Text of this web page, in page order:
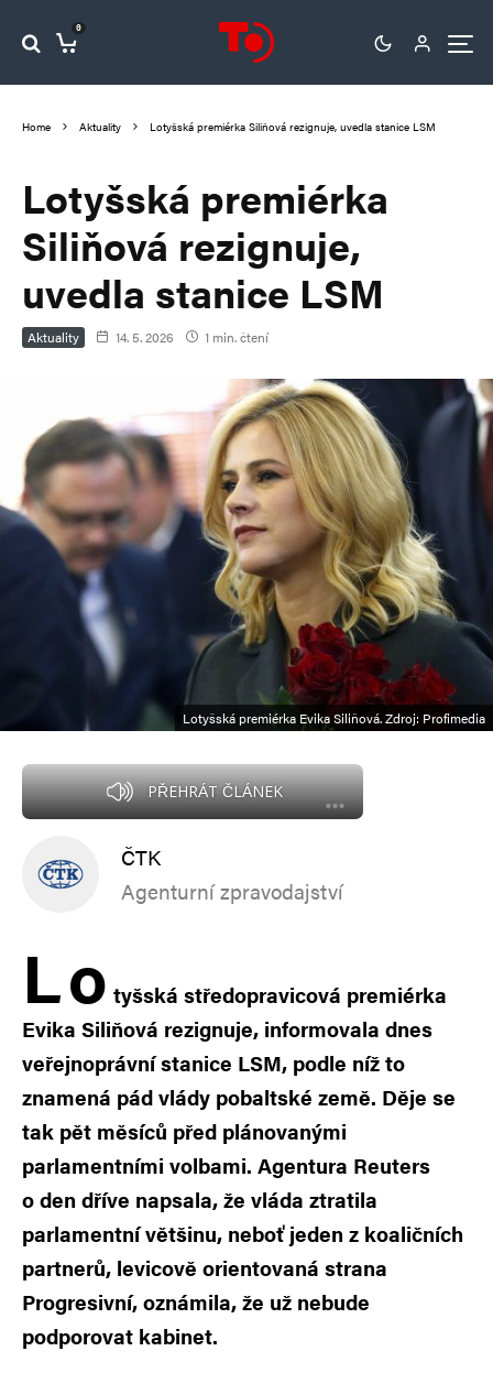
0
Home Aktuality Lotyšská premiérka Siliňová rezignuje, uvedla stanice LSM
Lotyšská premiérka
Siliňová rezignuje,
uvedla stanice LSM
Aktuality 14. 5. 2026 1 min. čtení
Lotyšská premiérka Evika Siliňová. Zdroj: Profimedia
PŘEHRÁT ČLÁNEK
ČTK
Agenturní zpravodajství
Lo tyšská středopravicová premiérka
Evika Siliňová rezignuje, informovala dnes
veřejnoprávní stanice LSM, podle níž to
znamená pád vlády pobaltské země. Děje se
tak pět měsíců před plánovanými
parlamentními volbami. Agentura Reuters
o den dříve napsala, že vláda ztratila
parlamentní většinu, neboť jeden z koaličních
partnerů, levicově orientovaná strana
Progresivní, oznámila, že už nebude
podporovat kabinet.